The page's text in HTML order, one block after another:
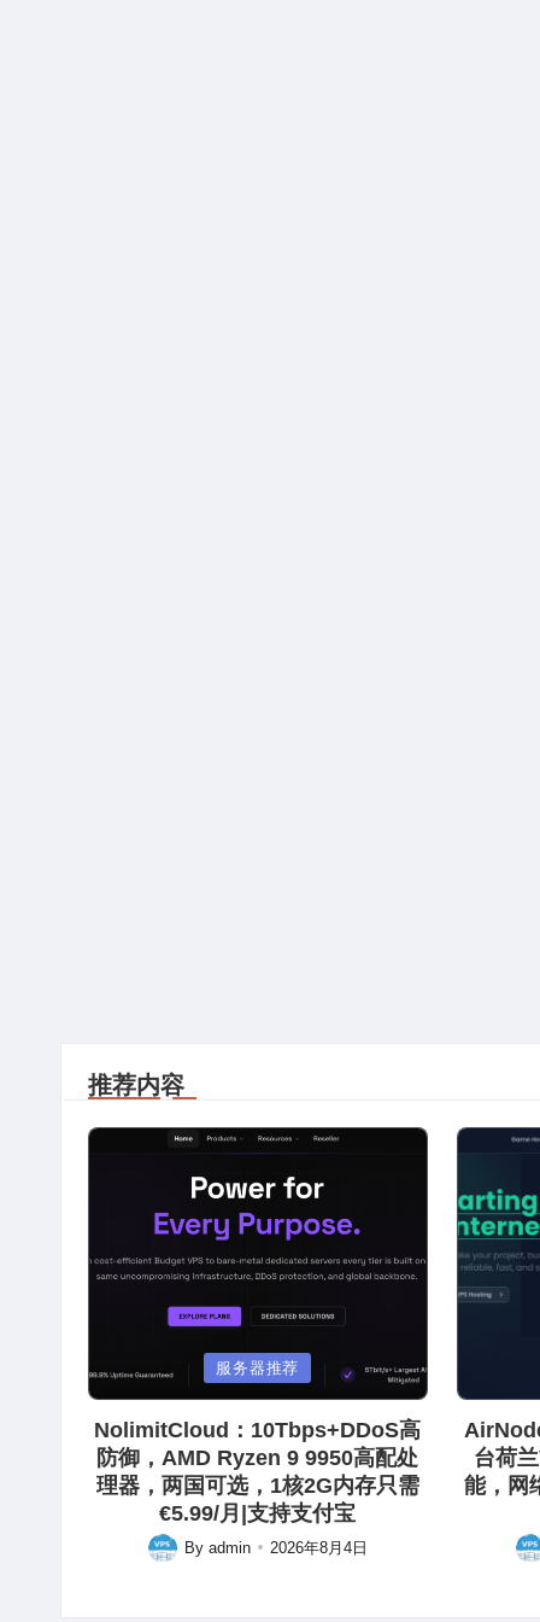
推荐内容
Posted
in
服务器推荐
NolimitCloud：10Tbps+DDoS高
防御，AMD Ryzen 9 9950高配处
理器，两国可选，1核2G内存只需
€5.99/月|支持支付宝
Posted
By admin 2026年8月4日
in
台荷
能，网